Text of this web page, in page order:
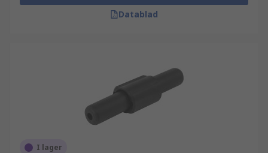
Datablad
I lager